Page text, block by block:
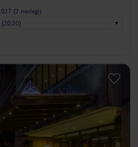
(2 noclegi)
(20:20)